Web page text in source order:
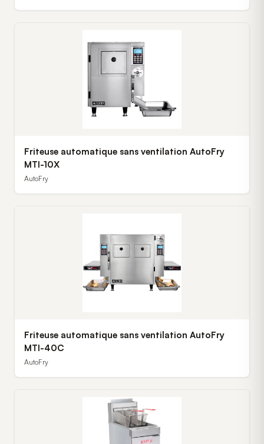
Friteuse automatique sans ventilation AutoFry
MTI-10X
AutoFry
Friteuse automatique sans ventilation AutoFry
MTI-40C
AutoFry